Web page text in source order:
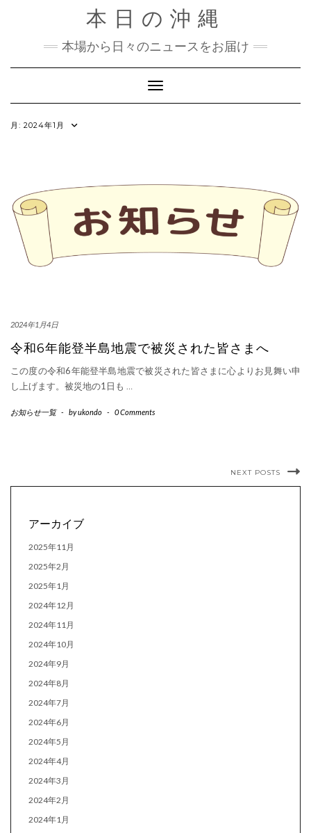
本日の沖縄
本場から日々のニュースをお届け
Toggle Navigation
月: 2024年1月
2024年1月4日
令和6年能登半島地震で被災された皆さまへ
この度の令和6年能登半島地震で被災された皆さまに心よりお見舞い申
し上げます。被災地の1日も …
お知らせ一覧 - byukondo - 0 Comments
NEXT POSTS
アーカイブ
2025年11月
2025年2月
2025年1月
2024年12月
2024年11月
2024年10月
2024年9月
2024年8月
2024年7月
2024年6月
2024年5月
2024年4月
2024年3月
2024年2月
2024年1月